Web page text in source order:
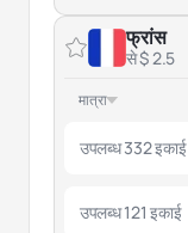
फ्रांस
से $ 2.5
मात्रा
उपलब्ध 332 इकाई
उपलब्ध 121 इकाई